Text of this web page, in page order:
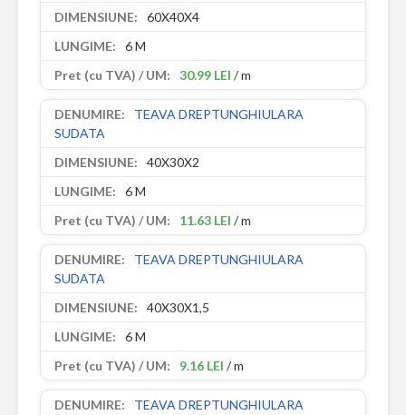
60X40X4
6 M
30.99 LEI / m
TEAVA DREPTUNGHIULARA
SUDATA
40X30X2
6 M
11.63 LEI / m
TEAVA DREPTUNGHIULARA
SUDATA
40X30X1,5
6 M
9.16 LEI / m
TEAVA DREPTUNGHIULARA